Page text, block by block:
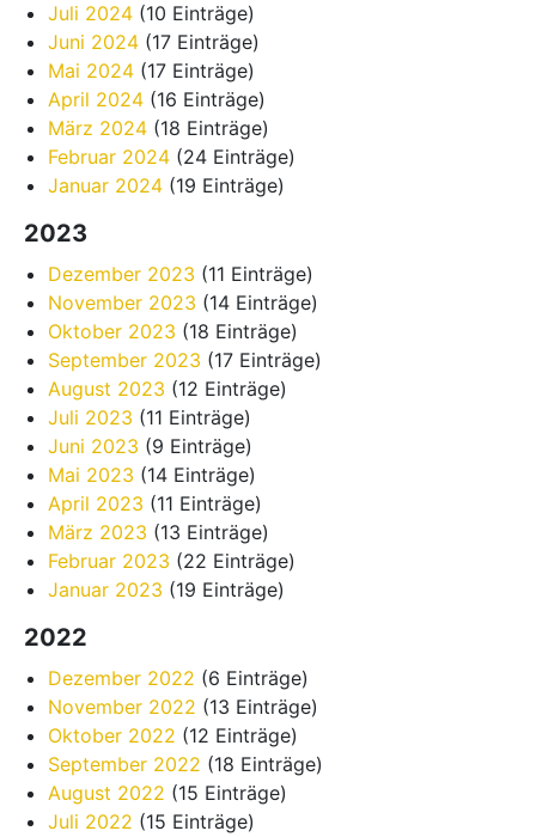
Juli 2024 (10 Einträge)
Juni 2024 (17 Einträge)
Mai 2024 (17 Einträge)
April 2024 (16 Einträge)
März 2024 (18 Einträge)
Februar 2024 (24 Einträge)
Januar 2024 (19 Einträge)
2023
Dezember 2023 (11 Einträge)
November 2023 (14 Einträge)
Oktober 2023 (18 Einträge)
September 2023 (17 Einträge)
August 2023 (12 Einträge)
Juli 2023 (11 Einträge)
Juni 2023 (9 Einträge)
Mai 2023 (14 Einträge)
April 2023 (11 Einträge)
März 2023 (13 Einträge)
Februar 2023 (22 Einträge)
Januar 2023 (19 Einträge)
2022
Dezember 2022 (6 Einträge)
November 2022 (13 Einträge)
Oktober 2022 (12 Einträge)
September 2022 (18 Einträge)
August 2022 (15 Einträge)
Juli 2022 (15 Einträge)